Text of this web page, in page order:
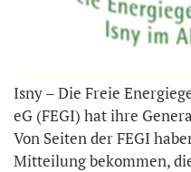
Isny – Die Freie
eG (FEGI) hat ihre
Von Seiten der FEGI
Mitteilung bekommen,